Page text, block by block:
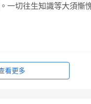
一切往生知識等大須慚
看更多